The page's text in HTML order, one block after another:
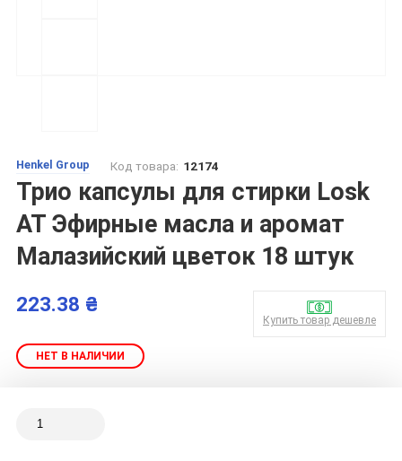
Henkel Group Код товара: 12174
Трио капсулы для стирки Losk
АТ Эфирные масла и аромат
Малазийский цветок 18 штук
223.38 ₴
Купить товар дешевле
НЕТ В НАЛИЧИИ